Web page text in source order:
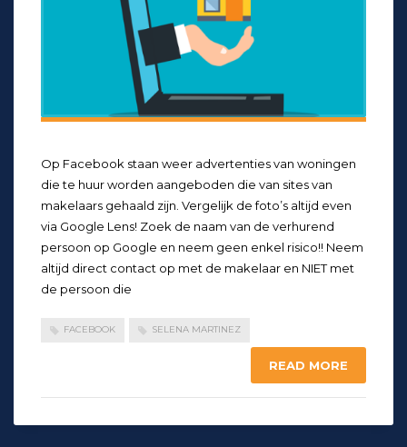
Op Facebook staan weer advertenties van woningen
die te huur worden aangeboden die van sites van
makelaars gehaald zijn. Vergelijk de foto’s altijd even
via Google Lens! Zoek de naam van de verhurend
persoon op Google en neem geen enkel risico!! Neem
altijd direct contact op met de makelaar en NIET met
de persoon die
FACEBOOK SELENA MARTINEZ
READ MORE